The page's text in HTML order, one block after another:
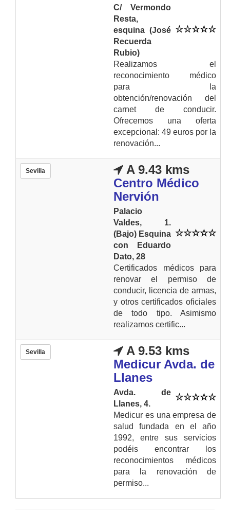
C/ Vermondo
Resta,
esquina (José
Recuerda
Rubio)
Realizamos el
reconocimiento médico
para la
obtención/renovación del
carnet de conducir.
Ofrecemos una oferta
excepcional: 49 euros por la
renovación...
Sevilla
A 9.43 kms
Centro Médico
Nervión
Palacio
Valdes, 1.
(Bajo) Esquina
con Eduardo
Dato, 28
Certificados médicos para
renovar el permiso de
conducir, licencia de armas,
y otros certificados oficiales
de todo tipo. Asimismo
realizamos certific...
Sevilla
A 9.53 kms
Medicur Avda. de
Llanes
Avda. de
Llanes, 4.
Medicur es una empresa de
salud fundada en el año
1992, entre sus servicios
podéis encontrar los
reconocimientos médicos
para la renovación de
permiso...